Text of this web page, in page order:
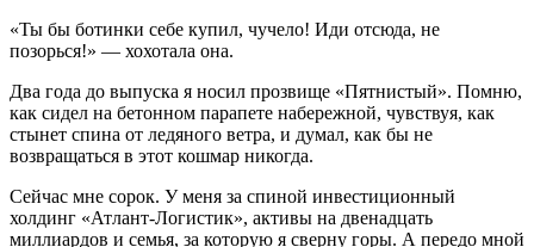
«Ты бы ботинки себе купил, чучело! Иди отсюда, не
позорься!» — хохотала она.
Два года до выпуска я носил прозвище «Пятнистый». Помню,
как сидел на бетонном парапете набережной, чувствуя, как
стынет спина от ледяного ветра, и думал, как бы не
возвращаться в этот кошмар никогда.
Сейчас мне сорок. У меня за спиной инвестиционный
холдинг «Атлант-Логистик», активы на двенадцать
миллиардов и семья, за которую я сверну горы. А передо мной